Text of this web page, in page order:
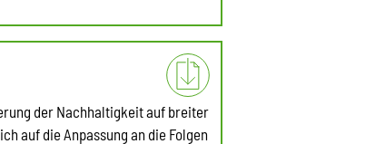
der Nachhaltigkeit auf breiter
auf die Anpassung an die Folgen